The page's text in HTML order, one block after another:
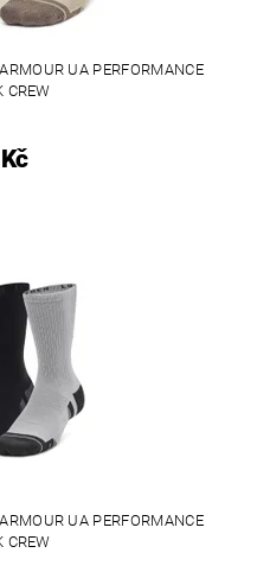
UA PERFORMANCE
CREW
UA PERFORMANCE
CREW